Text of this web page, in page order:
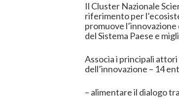
Il Cluster Nazionale
riferimento per
promuove
del Sistema Paese e
Associa i principali
dell’innovazione – 14
– alimentare il dialogo